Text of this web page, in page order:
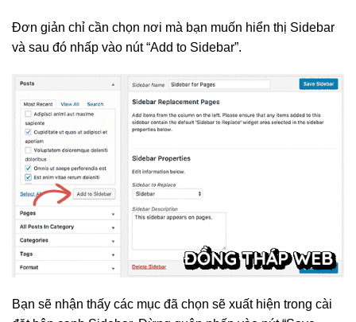
Đơn giản chỉ cần chọn nơi mà bạn muốn hiển thị Sidebar
và sau đó nhấp vào nút “Add to Sidebar”.
Bạn sẽ nhận thấy các mục đã chọn sẽ xuất hiện trong cài